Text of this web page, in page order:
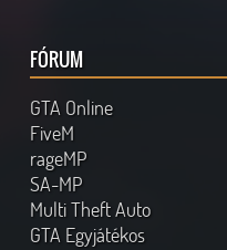
FÓRUM
GTA Online
FiveM
rageMP
SA-MP
Multi Theft Auto
GTA Egyjátékos